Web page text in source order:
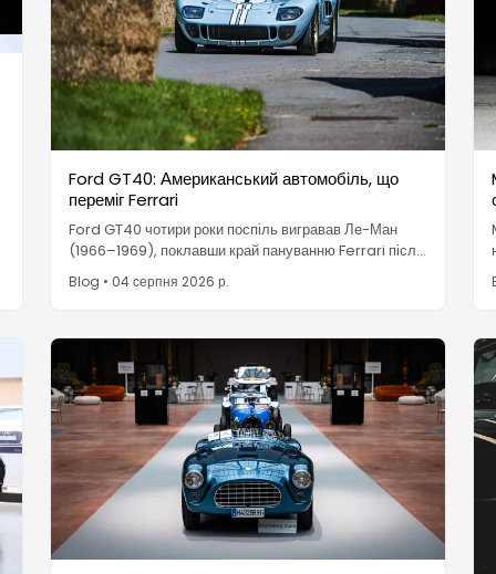
Ford GT40: Американський автомобіль, що
переміг Ferrari
Ford GT40 чотири роки поспіль вигравав Ле-Ман
(1966–1969), поклавши край пануванню Ferrari після
того, як Енцо відмовився від угоди про купівлю. Було
випущено лише близько 105 одиниць, і сьогодні це
Blog • 04 серпня 2026 р.